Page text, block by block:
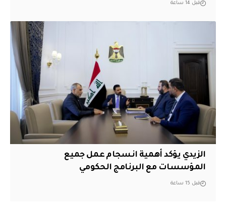
قبل 14 ساعة
الزيدي يؤكد أهمية انسجام عمل جميع
المؤسسات مع البرنامج الحكومي
قبل 15 ساعة